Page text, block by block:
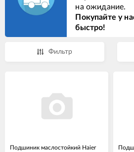
на ожидание.
Покупайте у
быстро!
Фильтр
Подшиник маслостойкий Haier